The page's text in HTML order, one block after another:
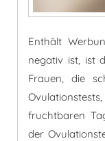
Enthält
negativ ist, ist
Frauen, die
fruchtbaren
der